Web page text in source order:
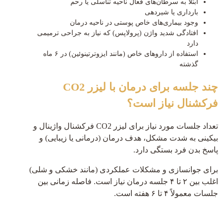
ابتلا به سرطان‌های فعال ناحیه تناسلی یا رحم
بارداری یا شیردهی
وجود بیماری‌های خاص پوستی در ناحیه درمان
افتادگی شدید واژن (پرولاپس) که نیاز به جراحی ترمیمی
دارد
استفاده از داروهای خاص (مانند ایزوترتینوئین) در ۶ ماه
گذشته
چند جلسه برای درمان با لیزر CO2
فرکشنال نیاز است؟
تعداد جلسات مورد نیاز برای لیزر CO2 فرکشنال واژینال و
بیکینی به شدت مشکل، هدف درمان (درمانی یا زیبایی) و
پاسخ بدن فرد بستگی دارد.
برای جوانسازی و مشکلات عملکردی (مانند خشکی و شلی)
اغلب بین ۲ تا ۴ جلسه درمان نیاز است. فاصله زمانی بین
جلسات معمولاً ۴ تا ۶ هفته است.